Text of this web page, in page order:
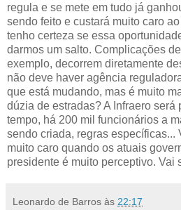
regula e se mete em tudo já
sendo feito e custará muito caro
tenho certeza se essa
darmos um salto. Complicações de
exemplo, decorrem diretamente
não deve haver agência
que está mudando, mas é muito
dúzia de estradas? A Infraero será
tempo, há 200 mil funcionários a
sendo criada, regras específicas...
muito caro quando os atuais
presidente é muito perceptivo. Vai
Leonardo de Barros às 22:17